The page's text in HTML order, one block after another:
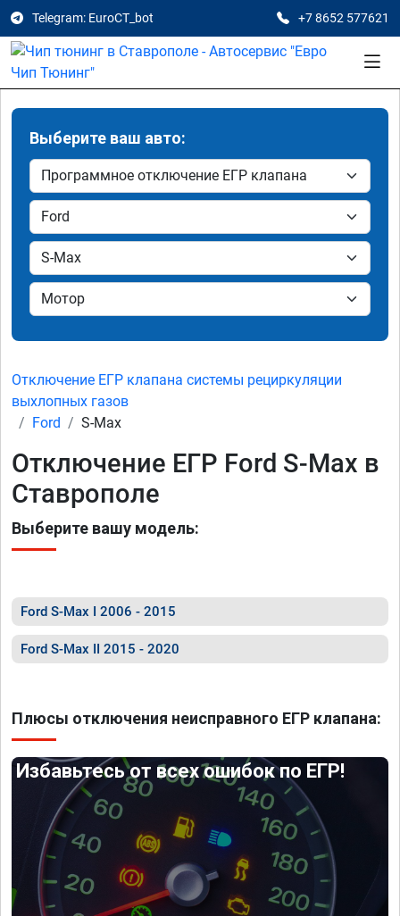
Telegram: EuroCT_bot +7 8652 577621
Выберите ваш авто:
Отключение ЕГР клапана системы рециркуляции
выхлопных газов
Ford
S-Max
Отключение ЕГР Ford S-Max в
Ставрополе
Выберите вашу модель:
Ford S-Max I 2006 - 2015
Ford S-Max II 2015 - 2020
Плюсы отключения неисправного ЕГР клапана:
Избавьтесь от всех ошибок по ЕГР!